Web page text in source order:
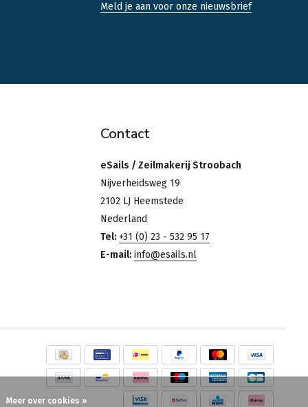
Meld je aan voor onze nieuwsbrief
Contact
eSails / Zeilmakerij Stroobach
Nijverheidsweg 19
2102 LJ Heemstede
Nederland
Tel: +31 (0) 23 - 532 95 17
E-mail: info@esails.nl
Meer over cookies »